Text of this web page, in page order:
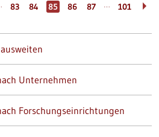
83 84 85 86 87 … 101
Unternehmen
Forschungseinrichtungen